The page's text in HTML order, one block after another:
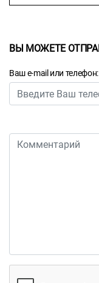
ВЫ МОЖЕТЕ
Ваш e-mail или телефон: